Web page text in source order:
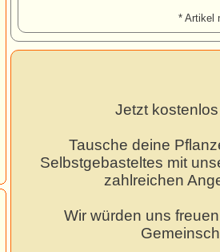
* Artikel
Jetzt
Tausche deine
Selbstgebasteltes mit
zahlreichen
Wir würden uns